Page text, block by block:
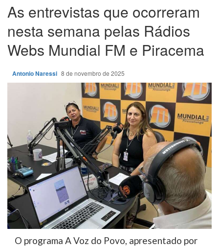
As entrevistas que ocorreram
nesta semana pelas Rádios
Webs Mundial FM e Piracema
Antonio Naressi 8 de novembro de 2025
O programa A Voz do Povo, apresentado por